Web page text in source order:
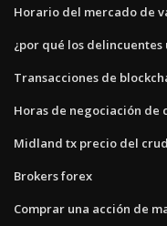
Horario del mercado de
¿por qué los delincuentes
Transacciones de
Horas de negociación de
Midland tx precio del
Brokers forex
Comprar una acción de